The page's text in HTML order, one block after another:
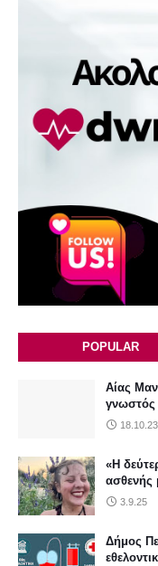
POPULAR
Αίας
γνωστός
18.10.23
«Η
ασθενής
3.9.25
Δήμος